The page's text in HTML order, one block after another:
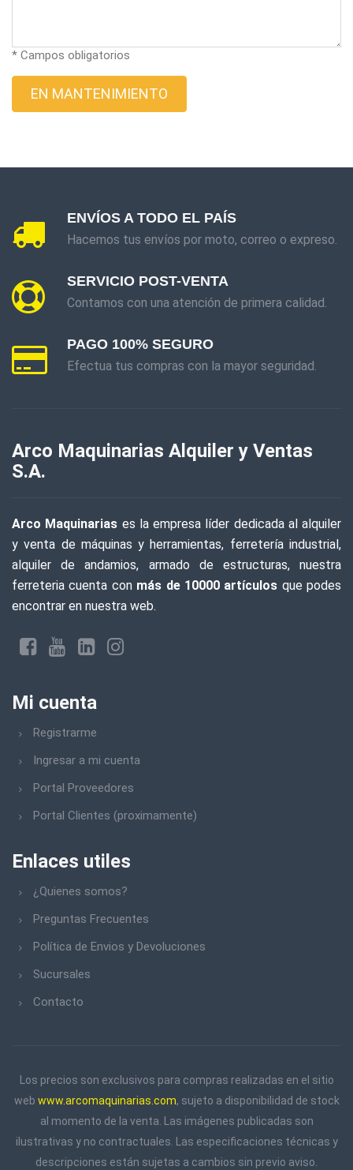
* Campos obligatorios
EN MANTENIMIENTO
ENVÍOS A TODO EL PAÍS
Hacemos tus envíos por moto, correo o expreso.
SERVICIO POST-VENTA
Contamos con una atención de primera calidad.
PAGO 100% SEGURO
Efectua tus compras con la mayor seguridad.
Arco Maquinarias Alquiler y Ventas
S.A.
Arco Maquinarias es la empresa líder dedicada al alquiler
y venta de máquinas y herramientas, ferretería industrial,
alquiler de andamios, armado de estructuras, nuestra
ferreteria cuenta con más de 10000 artículos que podes
encontrar en nuestra web.
Mi cuenta
Registrarme
Ingresar a mi cuenta
Portal Proveedores
Portal Clientes (proximamente)
Enlaces utiles
¿Quienes somos?
Preguntas Frecuentes
Política de Envios y Devoluciones
Sucursales
Contacto
Los precios son exclusivos para compras realizadas en el sitio
web www.arcomaquinarias.com, sujeto a disponibilidad de stock
al momento de la venta. Las imágenes publicadas son
ilustrativas y no contractuales. Las especificaciones técnicas y
descripciones están sujetas a cambios sin previo aviso.